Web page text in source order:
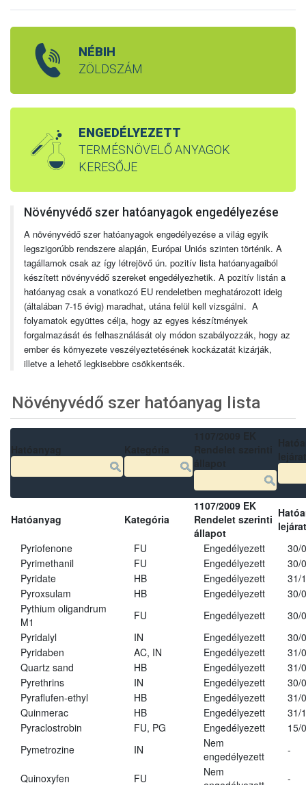
NÉBIH
ZÖLDSZÁM
ENGEDÉLYEZETT
TERMÉSNÖVELŐ ANYAGOK
KERESŐJE
Növényvédő szer hatóanyagok engedélyezése
A növényvédő szer hatóanyagok engedélyezése a világ egyik
legszigorúbb rendszere alapján, Európai Uniós szinten történik. A
tagállamok csak az így létrejövő ún. pozitív lista hatóanyagaiból
készített növényvédő szereket engedélyezhetik. A pozitív listán a
hatóanyag csak a vonatkozó EU rendeletben meghatározott ideig
(általában 7-15 évig) maradhat, utána felül kell vizsgálni. A
folyamatok együttes célja, hogy az egyes készítmények
forgalmazását és felhasználását oly módon szabályozzák, hogy az
ember és környezete veszélyeztetésének kockázatát kizárják,
illetve a lehető legkisebbre csökkentsék.
Növényvédő szer hatóanyag lista
Hatóanyag Kategória
1107/2009 EK
Rendelet szerinti
állapot
Pyriofenone
FU Engedélyezett
30/
Pyrimethanil
FU Engedélyezett
30/
Pyridate
HB Engedélyezett
31/
Pyroxsulam
HB Engedélyezett
30/
Pythium oligandrum
M1
FU Engedélyezett
30/
Pyridalyl
IN Engedélyezett
30/
Pyridaben
AC, IN Engedélyezett
31/
Quartz sand
HB Engedélyezett
31/
Pyrethrins
IN Engedélyezett
30/
Pyraflufen-ethyl
HB Engedélyezett
31/
Quinmerac
HB Engedélyezett
31/
Pyraclostrobin
FU, PG Engedélyezett
15/
Pymetrozine
IN
Nem
engedélyezett
-
Quinoxyfen FU
Nem
-